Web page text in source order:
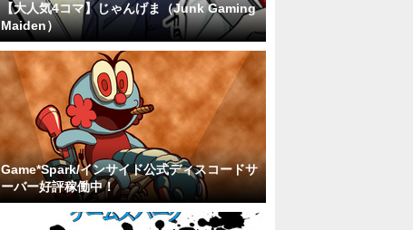
【大人気4コマ】じゃんげま（Junk Gaming
Maiden）
Game*Spark/インサイド公式ディスコードサ
ーバー好評稼働中！